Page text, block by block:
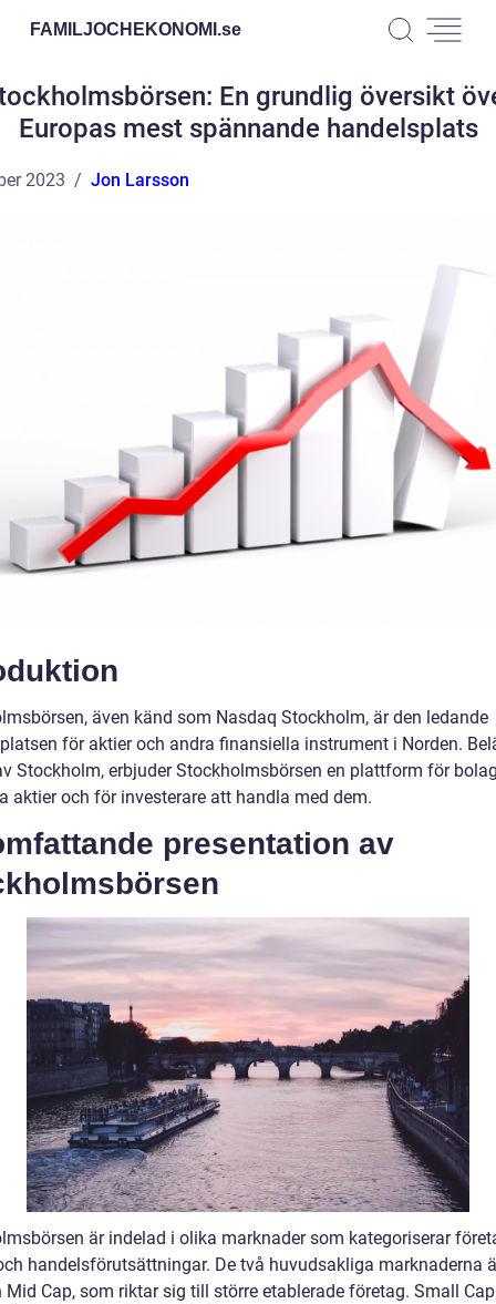
FAMILJOCHEKONOMI.se
En grundlig översikt
Europas mest spännande handelsplats
2023 Jon Larsson
även känd som Nasdaq Stockholm, är den ledande
för aktier och andra finansiella instrument i Norden.
Stockholm, erbjuder Stockholmsbörsen en plattform för
aktier och för investerare att handla med dem.
presentation av
är indelad i olika marknader som kategoriserar
handelsförutsättningar. De två huvudsakliga marknaderna
Mid Cap, som riktar sig till större etablerade företag. Small